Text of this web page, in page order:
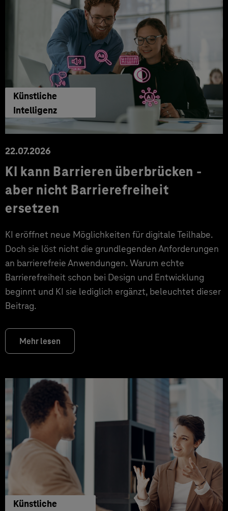
Künstliche
Intelligenz
22.07.2026
KI kann Barrieren überbrücken -
aber nicht Barrierefreiheit
ersetzen
KI eröffnet neue Möglichkeiten für digitale Teilhabe.
Doch sie löst nicht die grundlegenden Anforderungen
an barrierefreie Anwendungen. Warum echte
Barrierefreiheit schon bei Design und Entwicklung
beginnt und KI sie lediglich ergänzt, beleuchtet dieser
Beitrag.
Mehr lesen
Künstliche